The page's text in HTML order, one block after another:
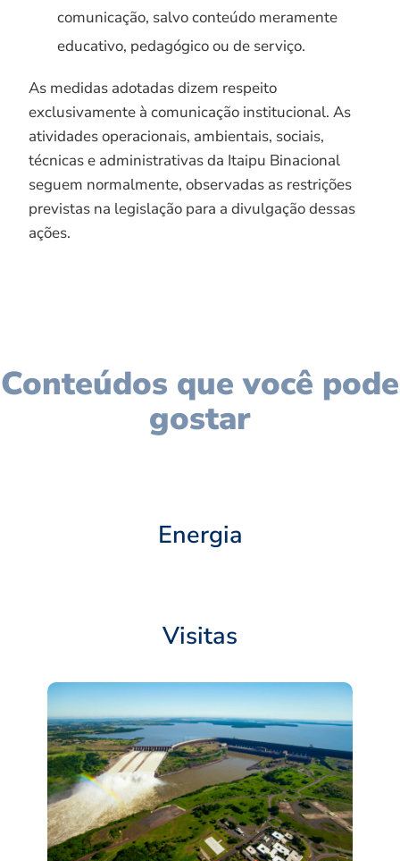
comunicação, salvo conteúdo meramente
educativo, pedagógico ou de serviço.
As medidas adotadas dizem respeito
exclusivamente à comunicação institucional. As
atividades operacionais, ambientais, sociais,
técnicas e administrativas da Itaipu Binacional
seguem normalmente, observadas as restrições
previstas na legislação para a divulgação dessas
ações.
Conteúdos que você pode
gostar
Energia
Visitas